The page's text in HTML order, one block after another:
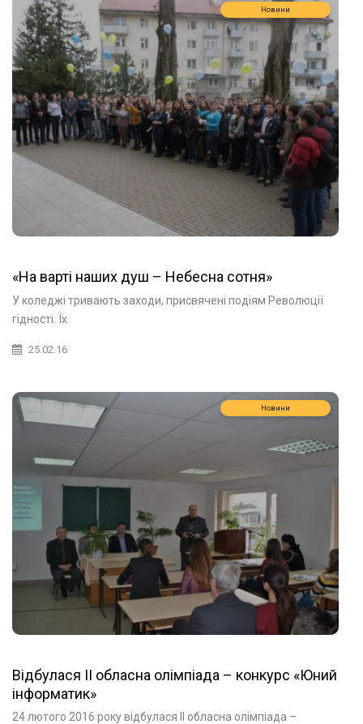
Новини
«На варті наших душ – Небесна сотня»
У коледжі тривають заходи, присвячені подіям Революції
гідності. Їх
25.02.16
Новини
Відбулася ІІ обласна олімпіада – конкурс «Юний
інформатик»
24 лютого 2016 року відбулася ІІ обласна олімпіада –